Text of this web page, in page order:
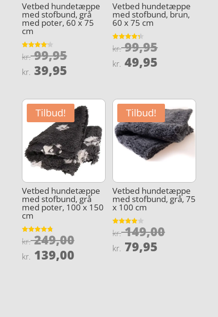
Vetbed hundetæppe
med stofbund, grå
med poter, 60 x 75
cm
Vurderet
4.2
kr.99,95Den
oprindelige
kr. 99,95.
kr. 39,95Den
pris
er:
kr. 39,95.
Vetbed hundetæppe
med stofbund, brun,
60 x 75 cm
Vurderet
4.3
kr.99,95Den
kr. 99,95.
kr. 49,95
er:
kr. 49,95.
Tilbud!
Vetbed hundetæppe
med stofbund, grå
med poter, 100 x 150
cm
Vurderet
4.8
kr.249,00Den
oprindelige
kr. 139,00Den
Tilbud!
Vetbed hundetæppe
med stofbund, grå, 75
x 100 cm
Vurderet
3.9
kr.149,00Den
kr. 79,95